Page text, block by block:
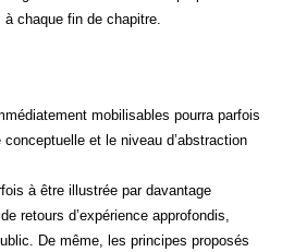
chaque fin de chapitre.
mobilisables pourra parfois
et le niveau d’abstraction
à être illustrée par davantage
retours d’expérience approfondis,
De même, les principes proposés